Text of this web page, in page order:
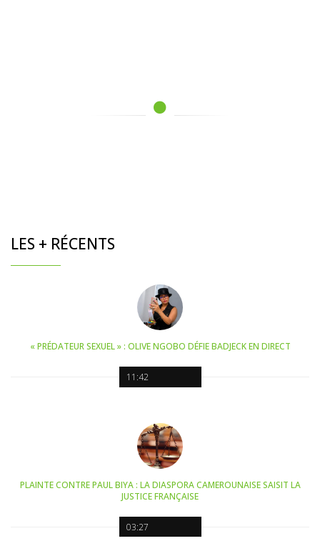
LES + RÉCENTS
11:42
« PRÉDATEUR SEXUEL » : OLIVE NGOBO DÉFIE BADJECK EN DIRECT
03:27
PLAINTE CONTRE PAUL BIYA : LA DIASPORA CAMEROUNAISE SAISIT LA
JUSTICE FRANÇAISE